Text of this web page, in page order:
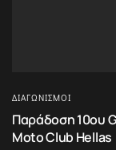
ΔΙΑΓΩΝΙΣΜΟΊ
Παράδοση 10ου
Moto Club Hellas